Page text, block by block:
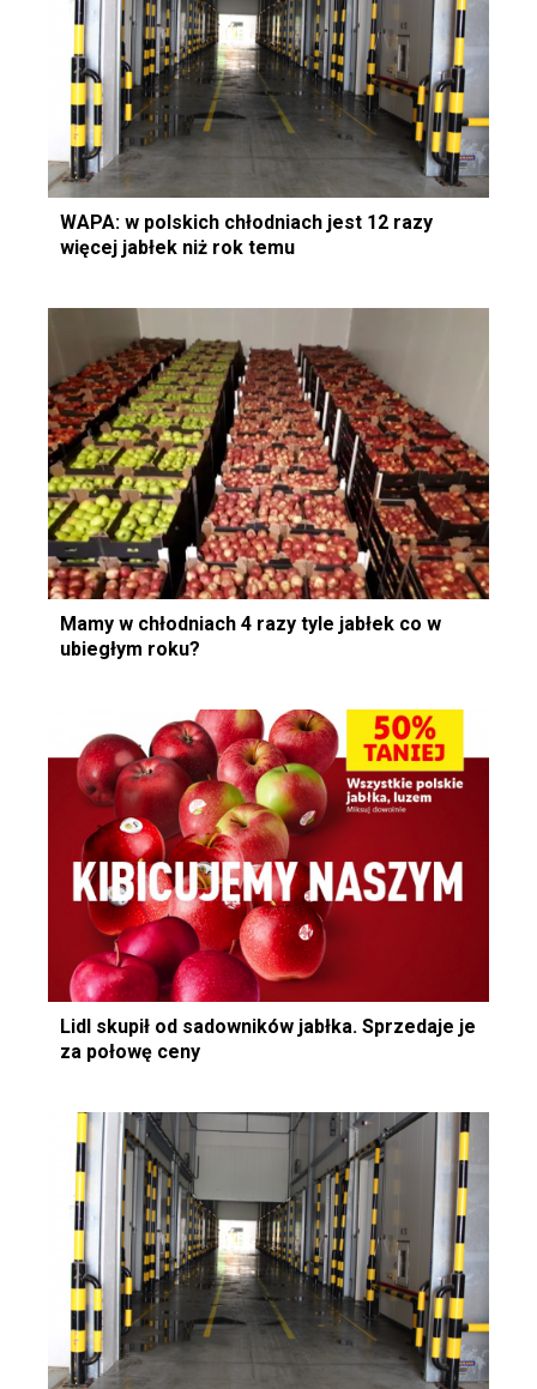
WAPA: w polskich chłodniach jest 12 razy
więcej jabłek niż rok temu
Mamy w chłodniach 4 razy tyle jabłek co w
ubiegłym roku?
Lidl skupił od sadowników jabłka. Sprzedaje je
za połowę ceny